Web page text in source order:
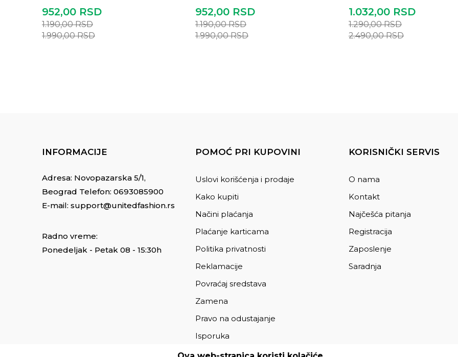
952,00 RSD
1.190,00RSD
1.990,00RSD
952,00 RSD
1.190,00RSD
1.990,00RSD
1.032,00 RSD
1.290,00RSD
2.490,00RSD
INFORMACIJE
Adresa: Novopazarska 5/1,
Beograd Telefon: 0693085900
E-mail: support@unitedfashion.rs
Radno vreme:
Ponedeljak - Petak 08 - 15:30h
POMOĆ PRI KUPOVINI
Uslovi korišćenja i prodaje
Kako kupiti
Načini plaćanja
Plaćanje karticama
Politika privatnosti
Reklamacije
Povraćaj sredstava
Zamena
Pravo na odustajanje
Isporuka
KORISNIČKI SERVIS
O nama
Kontakt
Najčešća pitanja
Registracija
Zaposlenje
Saradnja